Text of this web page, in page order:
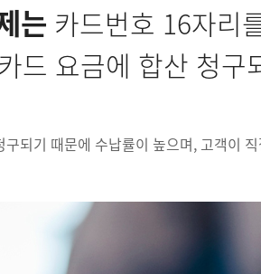
는 카드번호 16자리
드 요금에 합산 청
되기 때문에 수납률이 높으며, 고객이